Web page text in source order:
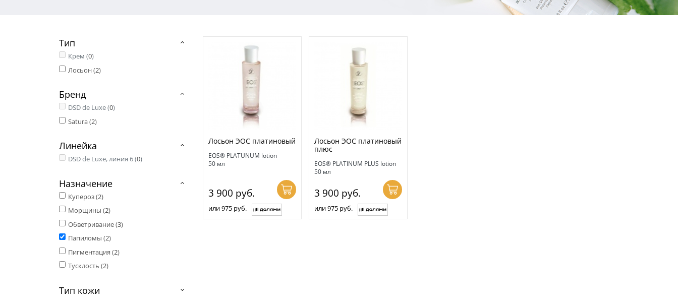
Тип
Крем (0)
Лосьон (2)
Бренд
DSD de Luxe (0)
Satura (2)
Линейка
DSD de Luxe, линия 6 (0)
Назначение
Купероз (2)
Морщины (2)
Обветривание (3)
Папиломы (2)
Пигментация (2)
Тусклость (2)
Тип кожи
Лосьон ЭОС платиновый
EOS® PLATUNUM lotion
50 мл
3 900 руб.
или 975 руб.
Лосьон ЭОС платиновый
плюс
EOS® PLATINUM PLUS lotion
50 мл
3 900 руб.
или 975 руб.